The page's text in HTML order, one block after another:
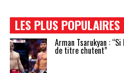
LES PLUS POPULAIRES
Arman Tsarukyan :
de titre chutent”